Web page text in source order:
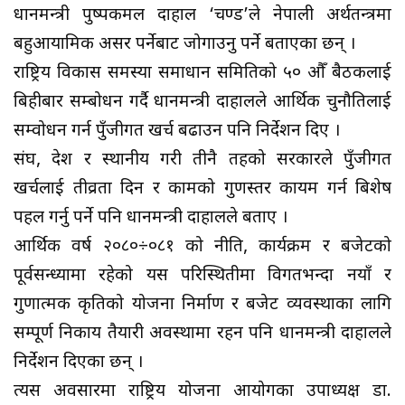
प्रधानमन्त्री पुष्पकमल दाहाल ‘प्रचण्ड’ले नेपाली अर्थतन्त्रमा
बहुआयामिक असर पर्नेबाट जोगाउनु पर्ने बताएका छन् ।
राष्ट्रिय विकास समस्या समाधान समितिको ५० औँ बैठकलाई
बिहीबार सम्बोधन गर्दै प्रधानमन्त्री दाहालले आर्थिक चुनौतिलाई
सम्वोधन गर्न पुँजीगत खर्च बढाउन पनि निर्देशन दिए ।
संघ, प्रदेश र स्थानीय गरी तीनै तहको सरकारले पुँजीगत
खर्चलाई तीव्रता दिन र कामको गुणस्तर कायम गर्न बिशेष
पहल गर्नु पर्ने पनि प्रधानमन्त्री दाहालले बताए ।
आर्थिक वर्ष २०८०÷०८१ को नीति, कार्यक्रम र बजेटको
पूर्वसन्ध्यामा रहेको यस परिस्थितीमा विगतभन्दा नयाँ र
गुणात्मक प्रकृतिको योजना निर्माण र बजेट व्यवस्थाका लागि
सम्पूर्ण निकाय तैयारी अवस्थामा रहन पनि प्रधानमन्त्री दाहालले
निर्देशन दिएका छन् ।
त्यस अवसारमा राष्ट्रिय योजना आयोगका उपाध्यक्ष डा.